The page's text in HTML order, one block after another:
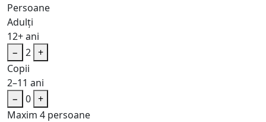
Persoane
Adulți
12+ ani
−
2 +
Copii
2–11 ani
−
0 +
Maxim 4 persoane